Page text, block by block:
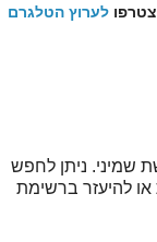
לערוץ הטלגרם
שמיני. ניתן לחפש
להיעזר ברשימת